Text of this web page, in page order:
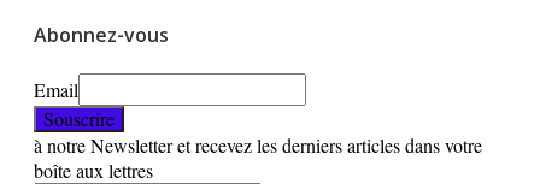
Abonnez-vous
Email
à notre Newsletter et recevez les derniers articles dans votre
boîte aux lettres